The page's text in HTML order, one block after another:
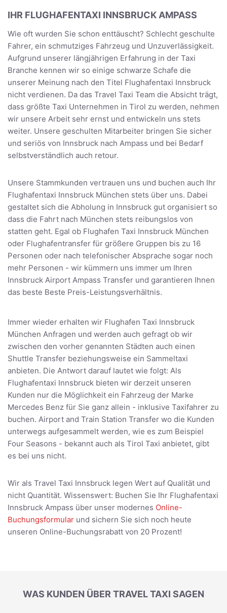
IHR FLUGHAFENTAXI INNSBRUCK AMPASS
Wie oft wurden Sie schon enttäuscht? Schlecht geschulte
Fahrer, ein schmutziges Fahrzeug und Unzuverlässigkeit.
Aufgrund unserer längjährigen Erfahrung in der Taxi
Branche kennen wir so einige schwarze Schafe die
unserer Meinung nach den Titel Flughafentaxi Innsbruck
nicht verdienen. Da das Travel Taxi Team die Absicht trägt,
dass größte Taxi Unternehmen in Tirol zu werden, nehmen
wir unsere Arbeit sehr ernst und entwickeln uns stets
weiter. Unsere geschulten Mitarbeiter bringen Sie sicher
und seriös von Innsbruck nach Ampass und bei Bedarf
selbstverständlich auch retour.
Unsere Stammkunden vertrauen uns und buchen auch Ihr
Flughafentaxi Innsbruck München stets über uns. Dabei
gestaltet sich die Abholung in Innsbruck gut organisiert so
dass die Fahrt nach München stets reibungslos von
statten geht. Egal ob Flughafen Taxi Innsbruck München
oder Flughafentransfer für größere Gruppen bis zu 16
Personen oder nach telefonischer Absprache sogar noch
mehr Personen - wir kümmern uns immer um Ihren
Innsbruck Airport Ampass Transfer und garantieren Ihnen
das beste Beste Preis-Leistungsverhältnis.
Immer wieder erhalten wir Flughafen Taxi Innsbruck
München Anfragen und werden auch gefragt ob wir
zwischen den vorher genannten Städten auch einen
Shuttle Transfer beziehungsweise ein Sammeltaxi
anbieten. Die Antwort darauf lautet wie folgt: Als
Flughafentaxi Innsbruck bieten wir derzeit unseren
Kunden nur die Möglichkeit ein Fahrzeug der Marke
Mercedes Benz für Sie ganz allein - inklusive Taxifahrer zu
buchen. Airport and Train Station Transfer wo die Kunden
unterwegs aufgesammelt werden, wie es zum Beispiel
Four Seasons - bekannt auch als Tirol Taxi anbietet, gibt
es bei uns nicht.
Wir als Travel Taxi Innsbruck legen Wert auf Qualität und
nicht Quantität. Wissenswert: Buchen Sie Ihr Flughafentaxi
Innsbruck Ampass über unser modernes Online-
Buchungsformular und sichern Sie sich noch heute
unseren Online-Buchungsrabatt von 20 Prozent!
WAS KUNDEN ÜBER TRAVEL TAXI SAGEN